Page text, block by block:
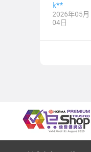
k**
2026年05月
04日